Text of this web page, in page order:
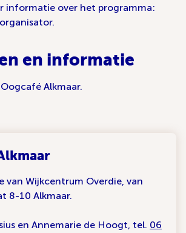
informatie over het programma:
en informatie
Alkmaar.
van Wijkcentrum Overdie, van
8-10 Alkmaar.
en Annemarie de Hoogt, tel. 06